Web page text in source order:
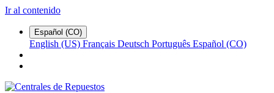
Ir al contenido
Español (CO)
English (US) Français Deutsch Português Español (CO)